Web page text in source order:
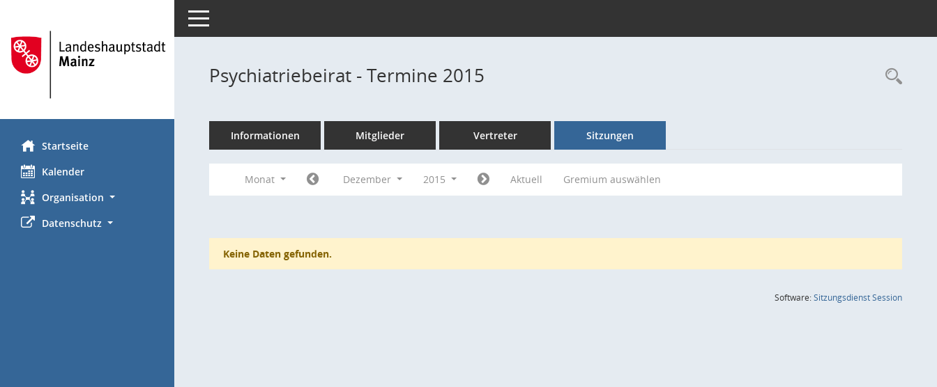
Startseite
Kalender
Organisation
Datenschutz
Toggle navigation
Psychiatriebeirat - Termine 2015
Informationen Mitglieder Vertreter Sitzungen
Monat Dezember 2015 Aktuell Gremium auswählen
Keine Daten gefunden.
Software:SitzungsdienstSession(Wird in